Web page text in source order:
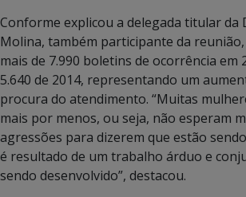
Conforme explicou a delegada titular da
Molina, também participante da
mais de 7.990 boletins de ocorrência em
5.640 de 2014, representando um
procura do atendimento. “Muitas
mais por menos, ou seja, não esperam
agressões para dizerem que estão
é resultado de um trabalho árduo e
sendo desenvolvido”, destacou.